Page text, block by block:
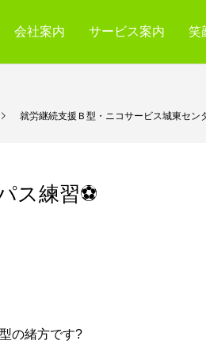
会社案内 サービス案内 笑
就労継続支援Ｂ型・ニコサービス城東セン
ス練習⚽
の緒方です?